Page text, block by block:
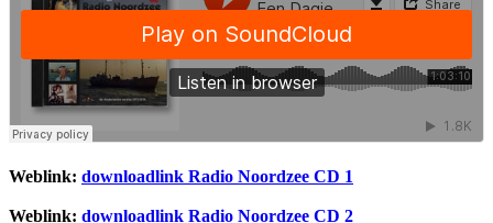
Weblink: downloadlink Radio Noordzee CD 1
Weblink: downloadlink Radio Noordzee CD 2